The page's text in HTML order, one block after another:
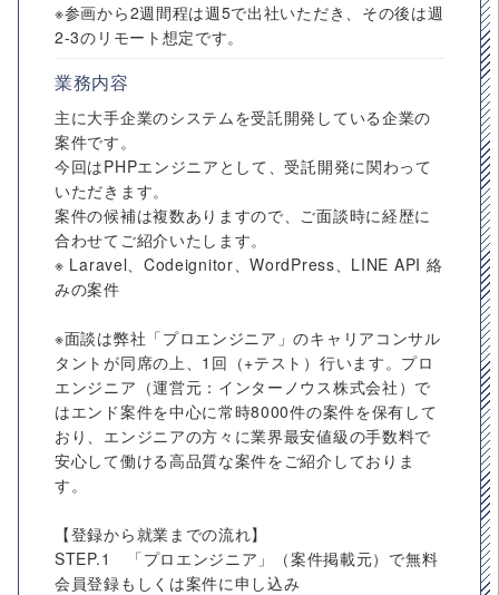
※参画から2週間程は週5で出社いただき、その後は週
2-3のリモート想定です。
業務内容
主に大手企業のシステムを受託開発している企業の
案件です。
今回はPHPエンジニアとして、受託開発に関わって
いただきます。
案件の候補は複数ありますので、ご面談時に経歴に
合わせてご紹介いたします。
※ Laravel、Codeignitor、WordPress、LINE API 絡
みの案件
※面談は弊社「プロエンジニア」のキャリアコンサル
タントが同席の上、1回（+テスト）行います。プロ
エンジニア（運営元：インターノウス株式会社）で
はエンド案件を中心に常時8000件の案件を保有して
おり、エンジニアの方々に業界最安値級の手数料で
安心して働ける高品質な案件をご紹介しておりま
す。
【登録から就業までの流れ】
STEP.1 「プロエンジニア」（案件掲載元）で無料
会員登録もしくは案件に申し込み